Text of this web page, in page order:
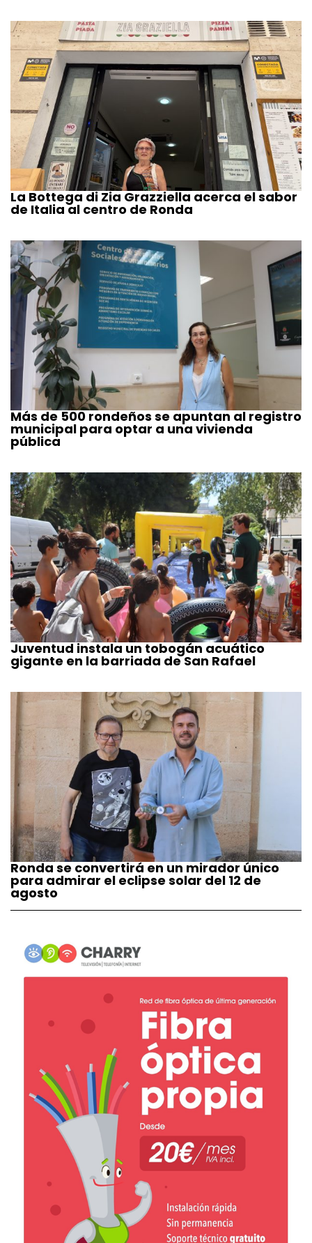
La Bottega di Zia Grazziella acerca el sabor
de Italia al centro de Ronda
Más de 500 rondeños se apuntan al registro
municipal para optar a una vivienda
pública
Juventud instala un tobogán acuático
gigante en la barriada de San Rafael
Ronda se convertirá en un mirador único
para admirar el eclipse solar del 12 de
agosto